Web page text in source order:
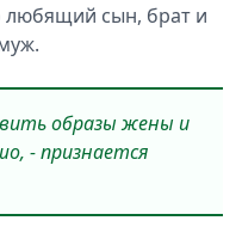
любящий сын, брат и
образы жены и
- признается